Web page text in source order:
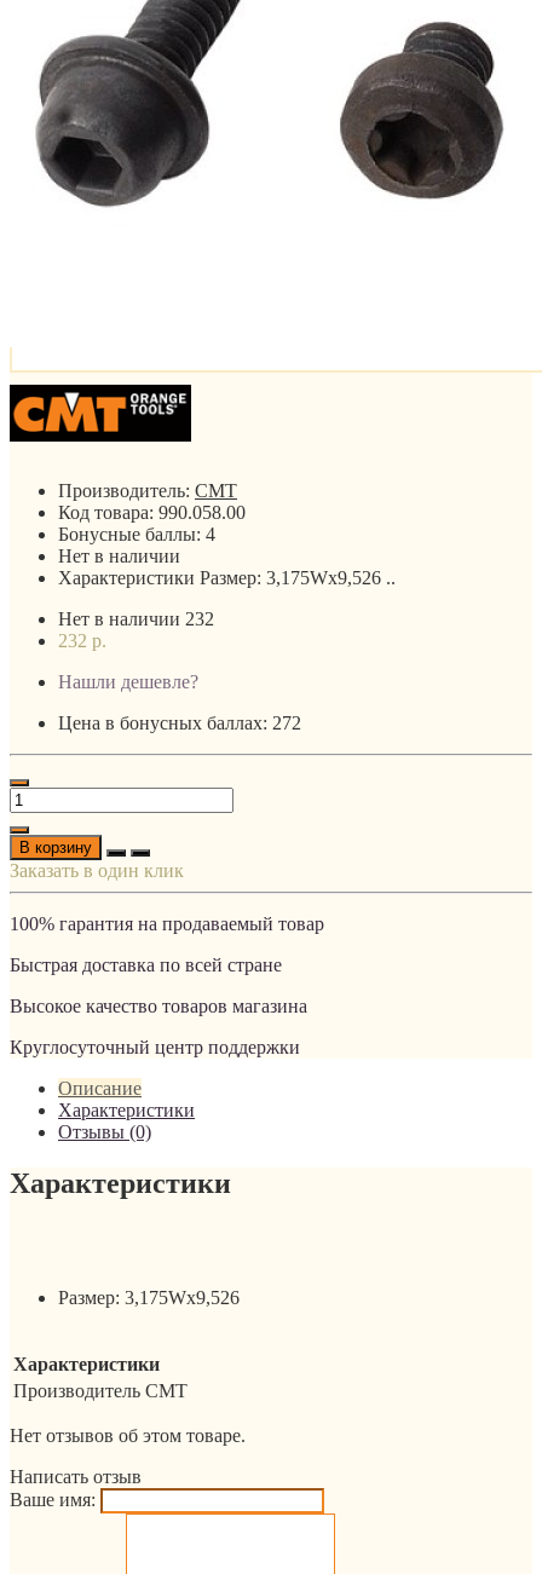
Производитель: CMT
Код товара: 990.058.00
Бонусные баллы: 4
Нет в наличии
Характеристики Размер: 3,175Wx9,526 ..
Нет в наличии 232
232 р.
Нашли дешевле?
Цена в бонусных баллах: 272
В корзину
Заказать в один клик
100% гарантия на продаваемый товар
Быстрая доставка по всей стране
Высокое качество товаров магазина
Круглосуточный центр поддержки
Описание
Характеристики
Отзывы (0)
Характеристики
Размер: 3,175Wx9,526
Характеристики
Производитель CMT
Нет отзывов об этом товаре.
Написать отзыв
Ваше имя: